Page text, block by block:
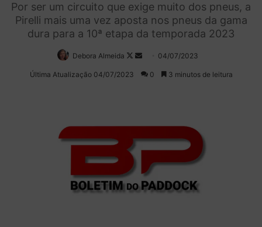
Por ser um circuito que exige muito dos pneus, a
Pirelli mais uma vez aposta nos pneus da gama
dura para a 10ª etapa da temporada 2023
Debora Almeida
Follow
on
Mande
um
04/07/2023
Última Atualização 04/07/2023 0 3 minutos de leitura